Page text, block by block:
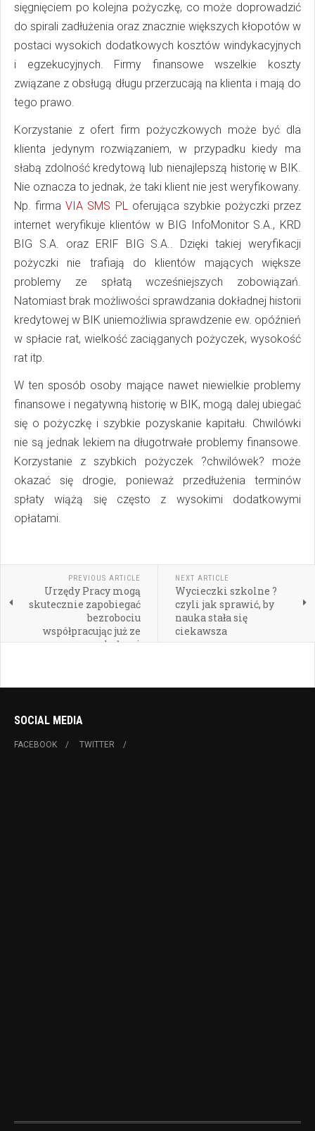
sięgnięciem po kolejna pożyczkę, co może doprowadzić
do spirali zadłużenia oraz znacznie większych kłopotów w
postaci wysokich dodatkowych kosztów windykacyjnych
i egzekucyjnych. Firmy finansowe wszelkie koszty
związane z obsługą długu przerzucają na klienta i mają do
tego prawo.
Korzystanie z ofert firm pożyczkowych może być dla
klienta jedynym rozwiązaniem, w przypadku kiedy ma
słabą zdolność kredytową lub nienajlepszą historię w BIK.
Nie oznacza to jednak, że taki klient nie jest weryfikowany.
Np. firmaVIA SMS PLoferująca szybkie pożyczki przez
internet weryfikuje klientów w BIG InfoMonitor S.A., KRD
BIG S.A. oraz ERIF BIG S.A.. Dzięki takiej weryfikacji
pożyczki nie trafiają do klientów mających większe
problemy ze spłatą wcześniejszych zobowiązań.
Natomiast brak możliwości sprawdzania dokładnej historii
kredytowej w BIK uniemożliwia sprawdzenie ew. opóźnień
w spłacie rat, wielkość zaciąganych pożyczek, wysokość
rat itp.
W ten sposób osoby mające nawet niewielkie problemy
finansowe i negatywną historię w BIK, mogą dalej ubiegać
się o pożyczkę i szybkie pozyskanie kapitału. Chwilówki
nie są jednak lekiem na długotrwałe problemy finansowe.
Korzystanie z szybkich pożyczek ?chwilówek? może
okazać się drogie, ponieważ przedłużenia terminów
spłaty wiążą się często z wysokimi dodatkowymi
opłatami.
PREVIOUS ARTICLE
Urzędy Pracy mogą
skutecznie zapobiegać
bezrobociu
współpracując już ze
szkołami
NEXT ARTICLE
Wycieczki szkolne ?
czyli jak sprawić, by
nauka stała się
ciekawsza
SOCIAL MEDIA
FACEBOOK TWITTER